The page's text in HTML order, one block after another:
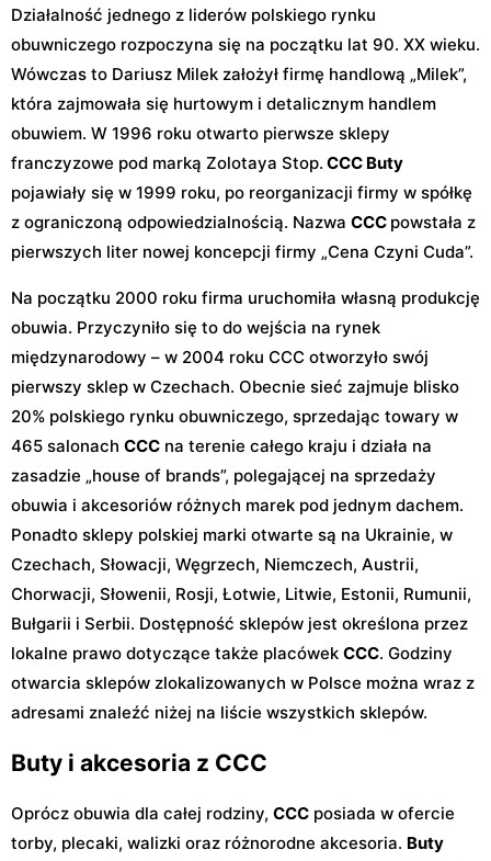
Działalność jednego z liderów polskiego rynku
obuwniczego rozpoczyna się na początku lat 90. XX wieku.
Wówczas to Dariusz Milek założył firmę handlową „Milek”,
która zajmowała się hurtowym i detalicznym handlem
obuwiem. W 1996 roku otwarto pierwsze sklepy
franczyzowe pod marką Zolotaya Stop. CCC Buty
pojawiały się w 1999 roku, po reorganizacji firmy w spółkę
z ograniczoną odpowiedzialnością. Nazwa CCC powstała z
pierwszych liter nowej koncepcji firmy „Cena Czyni Cuda”.
Na początku 2000 roku firma uruchomiła własną produkcję
obuwia. Przyczyniło się to do wejścia na rynek
międzynarodowy – w 2004 roku CCC otworzyło swój
pierwszy sklep w Czechach. Obecnie sieć zajmuje blisko
20% polskiego rynku obuwniczego, sprzedając towary w
465 salonach CCC na terenie całego kraju i działa na
zasadzie „house of brands”, polegającej na sprzedaży
obuwia i akcesoriów różnych marek pod jednym dachem.
Ponadto sklepy polskiej marki otwarte są na Ukrainie, w
Czechach, Słowacji, Węgrzech, Niemczech, Austrii,
Chorwacji, Słowenii, Rosji, Łotwie, Litwie, Estonii, Rumunii,
Bułgarii i Serbii. Dostępność sklepów jest określona przez
lokalne prawo dotyczące także placówek CCC. Godziny
otwarcia sklepów zlokalizowanych w Polsce można wraz z
adresami znaleźć niżej na liście wszystkich sklepów.
Buty i akcesoria z CCC
Oprócz obuwia dla całej rodziny, CCC posiada w ofercie
torby, plecaki, walizki oraz różnorodne akcesoria. Buty